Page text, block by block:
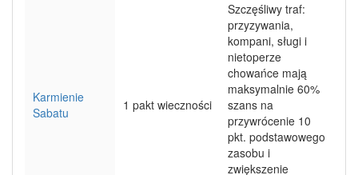
Karmienie
Sabatu
1 pakt wieczności
Szczęśliwy traf:
przyzywania,
kompani, sługi i
nietoperze
chowańce mają
maksymalnie 60%
szans na
przywrócenie 10
pkt. podstawowego
zasobu i
zwiększenie